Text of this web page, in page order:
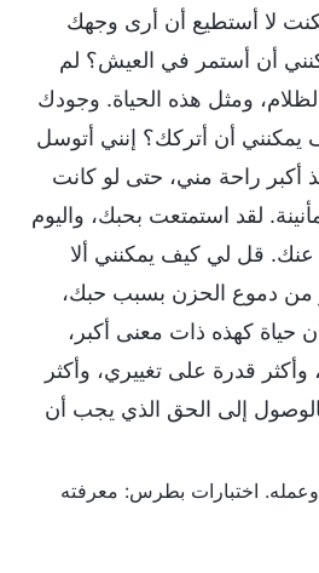
لا أستطيع أن أرى وجهك
أن أستمر في العيش؟ لم
ومثل هذه الحياة. وجودك
أن أتركك؟ إنني أتوسل
أكبر راحة مني، حتى لو كانت
لقد استمتعت بحبك، واليوم
عنك. قل لي كيف يمكنني ألا
من دموع الحزن بسبب حبك،
حياة كهذه ذات معنى أكبر،
قدرة على تغييري، وأكثر
إلى الحق الذي يجب أن
الله وعمله. اختبارات بطرس: معرفته